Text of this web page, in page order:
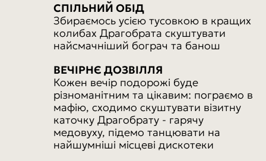
СПІЛЬНИЙ ОБІД
Збираємось усією тусовкою в кращих
колибах Драгобрата скуштувати
найсмачніший бограч та банош
ВЕЧІРНЄ ДОЗВІЛЛЯ
Кожен вечір подорожі буде
різноманітним та цікавим: пограємо в
мафію, сходимо скуштувати візитну
каточку Драгобрату - гарячу
медовуху, підемо танцювати на
найшумніші місцеві дискотеки